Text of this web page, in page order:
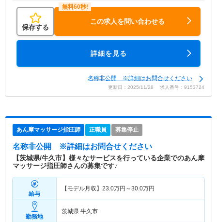
保存する
この求人を問い合わせる
詳細を見る
名称非公開 ※詳細はお問合せください
更新日：2025/11/28 求人番号：9153724
あん摩マッサージ指圧師 正職員 募集停止
名称非公開 ※詳細はお問合せください
【茨城県/牛久市】様々なサービスを行っている企業でのあん摩
マッサージ指圧師さんの募集です♪
給与
【モデル月収】 23.0万円～30.0万円
勤務地
茨城県 牛久市